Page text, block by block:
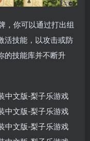
，你可以通过打出组
活技能，以攻击或防
的技能库并不断升